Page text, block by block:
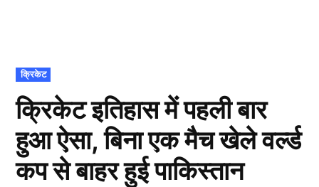
POSTED
IN
क्रिकेट
क्रिकेट इतिहास में पहली बार
हुआ ऐसा, बिना एक मैच खेले वर्ल्ड
कप से बाहर हुई पाकिस्तान